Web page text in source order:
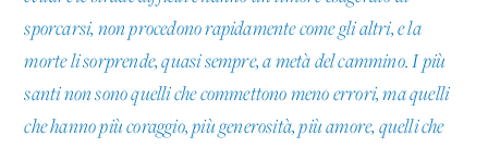
sporcarsi, non procedono rapidamente come gli altri, e la
morte li sorprende, quasi sempre, a metà del cammino. I più
santi non sono quelli che commettono meno errori, ma quelli
che hanno più coraggio, più generosità, più amore, quelli che